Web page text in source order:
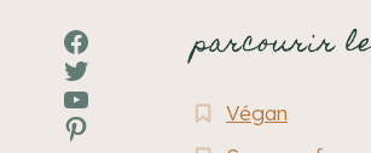
Facebook
Twitter
YouTube
Pinterest
parcourir
Végan